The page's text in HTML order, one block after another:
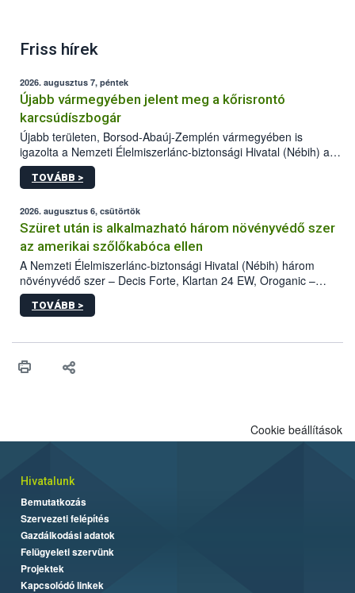
Friss hírek
2026. augusztus 7, péntek
Újabb vármegyében jelent meg a kőrisrontó
karcsúdíszbogár
Újabb területen, Borsod-Abaúj-Zemplén vármegyében is
igazolta a Nemzeti Élelmiszerlánc-biztonsági Hivatal (Nébih) a
kőrisrontó karcsúdíszbogár (Agrilus planipennis) jelenlétét. A
kártevőt nem csak színcsapdában találták meg, de már fertőzött
az intenzív felderítést, emellett az intézkedéseket a szlovák
hatósággal is összehangolják a terjedés megállítása érdekében.
TOVÁBB >
2026. augusztus 6, csütörtök
Szüret után is alkalmazható három növényvédő szer
az amerikai szőlőkabóca ellen
A Nemzeti Élelmiszerlánc-biztonsági Hivatal (Nébih) három
növényvédő szer – Decis Forte, Klartan 24 EW, Oroganic –
engedélyokiratát módosította, így azok a szüretet követően,
egészen a vesszőérettség (BBCH 91) stádiumáig
érésű szőlőkben is legyen lehetőség a károsító elleni további
felhasználók számára is elérhető és ökológiai termesztésben is
TOVÁBB >
Cookie beállítások
Hivatalunk
Bemutatkozás
Szervezeti felépítés
Gazdálkodási adatok
Felügyeleti szervünk
Projektek
Kapcsolódó linkek